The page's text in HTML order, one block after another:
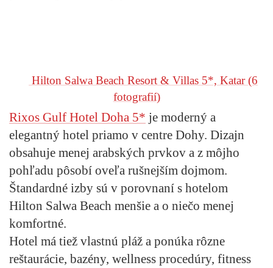
Hilton Salwa Beach Resort & Villas 5*, Katar(6
fotografií)
Rixos Gulf Hotel Doha 5* je moderný a
elegantný hotel priamo v centre Dohy. Dizajn
obsahuje menej arabských prvkov a z môjho
pohľadu pôsobí oveľa rušnejším dojmom.
Štandardné izby sú v porovnaní s hotelom
Hilton Salwa Beach menšie a o niečo menej
komfortné.
Hotel má tiež vlastnú pláž a ponúka rôzne
reštaurácie, bazény, wellness procedúry, fitness